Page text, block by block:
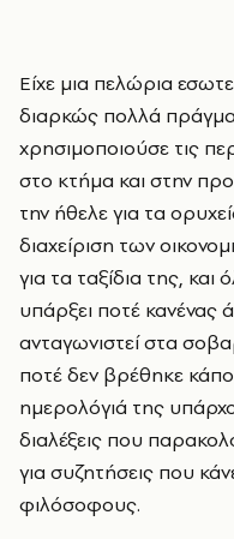
Είχε μια πελώρια
διαρκώς πολλά
χρησιμοποιούσε τις
στο κτήμα και στην
την ήθελε για τα
διαχείριση των
για τα ταξίδια της,
υπάρξει ποτέ κανένας
ανταγωνιστεί στα
ποτέ δεν βρέθηκε
ημερολόγιά της
διαλέξεις που
για συζητήσεις που
φιλόσοφους.